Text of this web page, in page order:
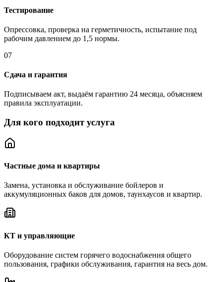
Тестирование
Опрессовка, проверка на герметичность, испытание под
рабочим давлением до 1,5 нормы.
07
Сдача и гарантия
Подписываем акт, выдаём гарантию 24 месяца, объясняем
правила эксплуатации.
Для кого подходит услуга
Частные дома и квартиры
Замена, установка и обслуживание бойлеров и
аккумуляционных баков для домов, таунхаусов и квартир.
КТ и управляющие
Оборудование систем горячего водоснабжения общего
пользования, графики обслуживания, гарантия на весь дом.